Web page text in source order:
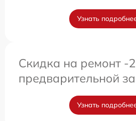
Узнать
Скидка на ремонт -
предварительной
Узнать